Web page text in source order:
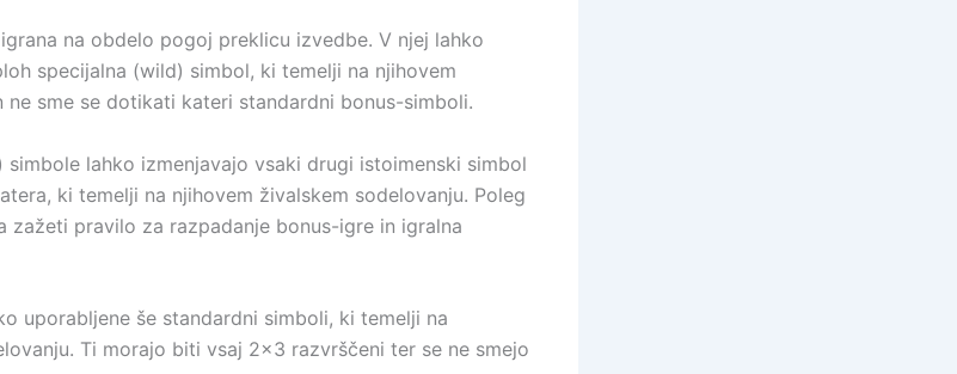
na obdelo pogoj preklicu izvedbe. V njej lahko
specijalna (wild) simbol, ki temelji na njihovem
ne sme se dotikati kateri standardni bonus-simboli.
simbole lahko izmenjavajo vsaki drugi istoimenski simbol
ki temelji na njihovem živalskem sodelovanju. Poleg
zažeti pravilo za razpadanje bonus-igre in igralna
uporabljene še standardni simboli, ki temelji na
Ti morajo biti vsaj 2×3 razvrščeni ter se ne smejo